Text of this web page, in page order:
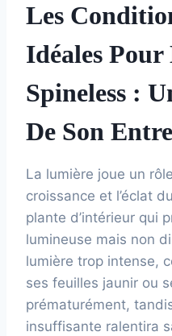
Les
Idéales Pour
Spineless :
De Son
La lumière joue un
croissance et l’éclat
plante d’intérieur qui
lumineuse mais non
lumière trop intense,
ses feuilles jaunir ou
prématurément,
insuffisante ralentira